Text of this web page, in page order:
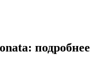
подробнее